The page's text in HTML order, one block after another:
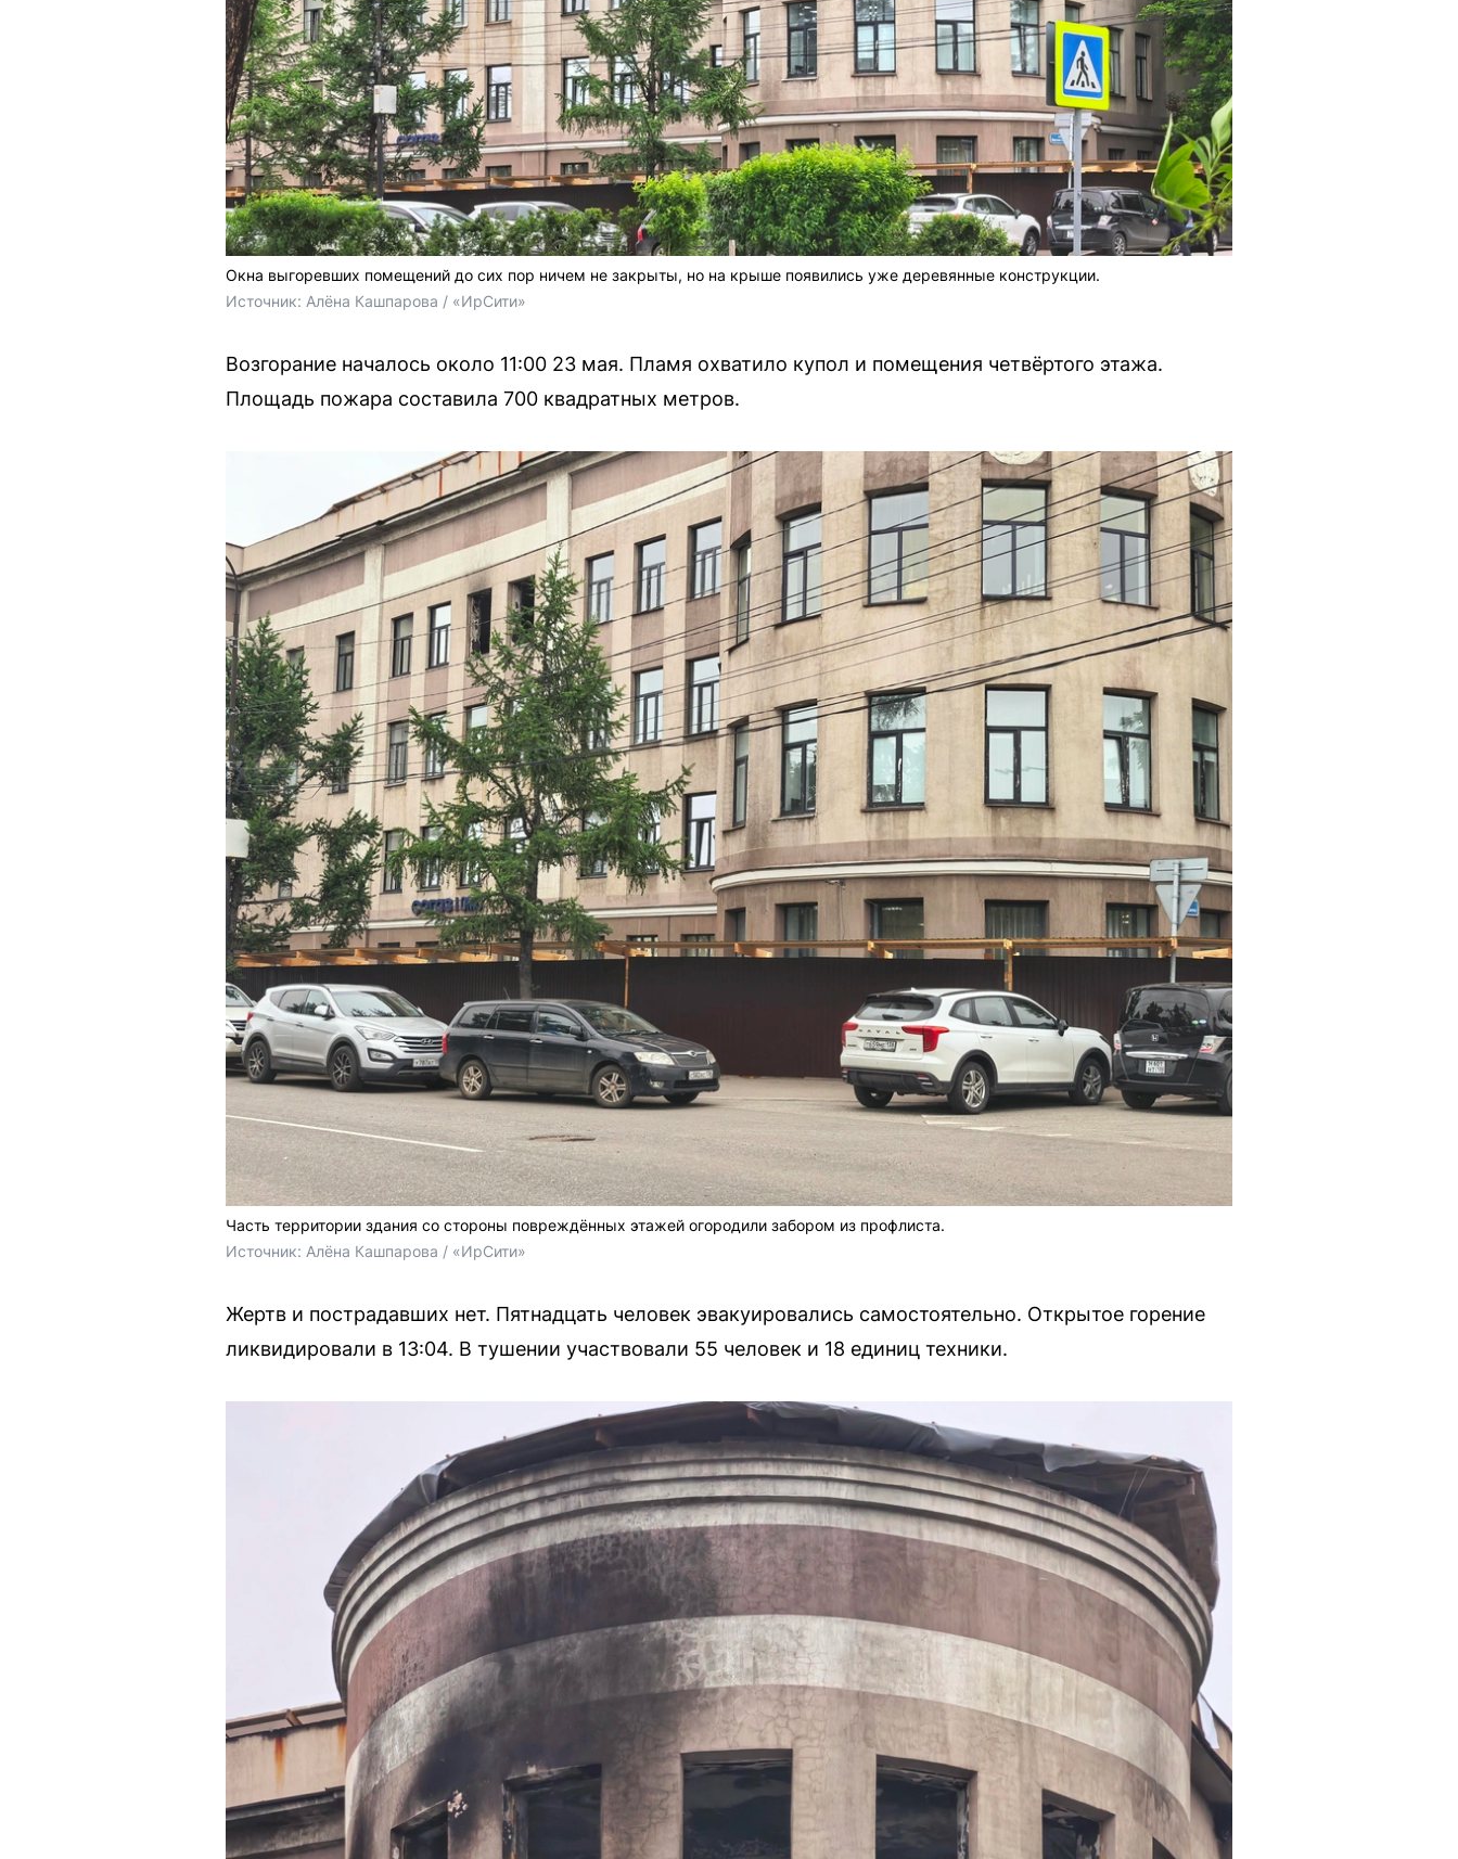
Окна выгоревших помещений до сих пор ничем не закрыты, но на крыше появились уже деревянные конструкции.
Источник: Алёна Кашпарова / «ИрСити»
Возгорание началось около 11:00 23 мая. Пламя охватило купол и помещения четвёртого этажа.
Площадь пожара составила 700 квадратных метров.
Часть территории здания со стороны повреждённых этажей огородили забором из профлиста.
Источник: Алёна Кашпарова / «ИрСити»
Жертв и пострадавших нет. Пятнадцать человек эвакуировались самостоятельно. Открытое горение
ликвидировали в 13:04. В тушении участвовали 55 человек и 18 единиц техники.